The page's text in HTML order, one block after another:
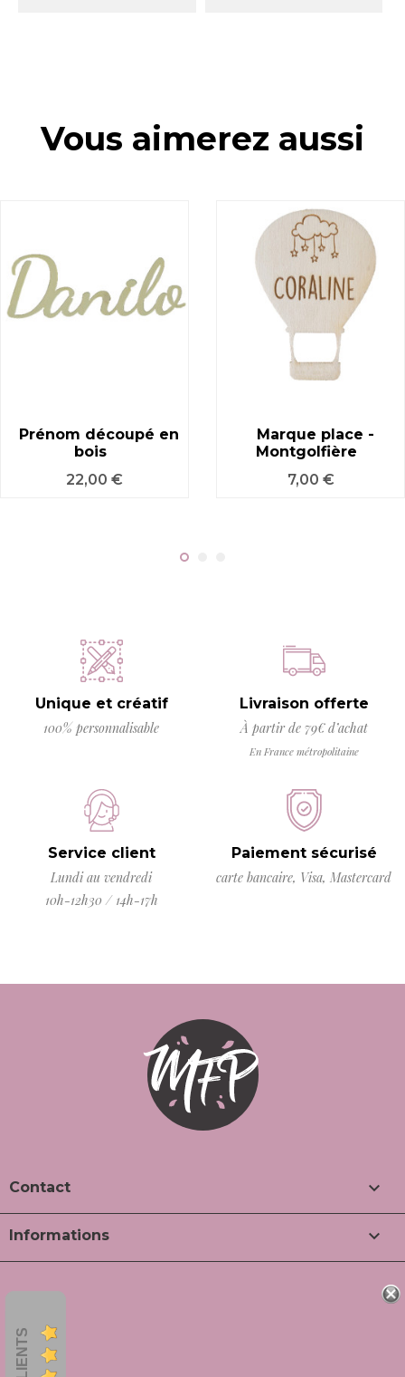
Vous aimerez aussi
Prénom découpé en
bois
Prix
22,00 €
Marque place -
Montgolfière
Prix
7,00 €
Unique et créatif
100% personnalisable
Livraison offerte
À partir de 79€ d’achat
En France métropolitaine
Service client
Lundi au vendredi
10h-12h30 / 14h-17h
Paiement sécurisé
carte bancaire, Visa, Mastercard
Contact 
Informations 